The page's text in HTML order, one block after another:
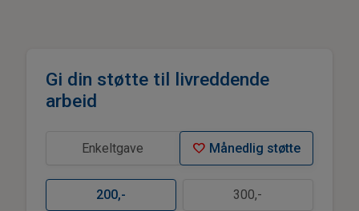
Gi din støtte til livreddende
arbeid
Enkeltgave favorite Månedlig støtte
200,- 300,-